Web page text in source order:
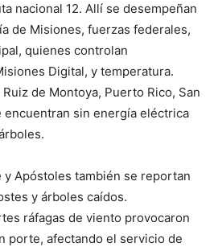
nacional 12. Allí se desempeñan
de Misiones, fuerzas federales,
quienes controlan
Digital, y temperatura.
de Montoya, Puerto Rico, San
encuentran sin energía eléctrica
y Apóstoles también se reportan
y árboles caídos.
ráfagas de viento provocaron
porte, afectando el servicio de